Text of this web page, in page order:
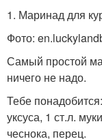
1. Маринад для
Фото:
Самый простой
ничего не надо.
Тебе
уксуса, 1 ст.л.
чеснока, перец.